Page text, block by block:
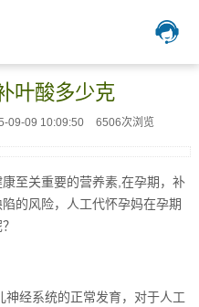
叶酸多少克
09-09 10:09:50 6506次浏览
至关重要的营养素,在孕期，补
的风险，人工代怀孕妈在孕期
经系统的正常发育，对于人工